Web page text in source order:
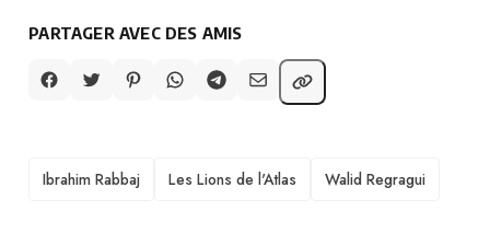
PARTAGER AVEC DES AMIS
TAGS
Ibrahim Rabbaj Les Lions de l'Atlas Walid Regragui